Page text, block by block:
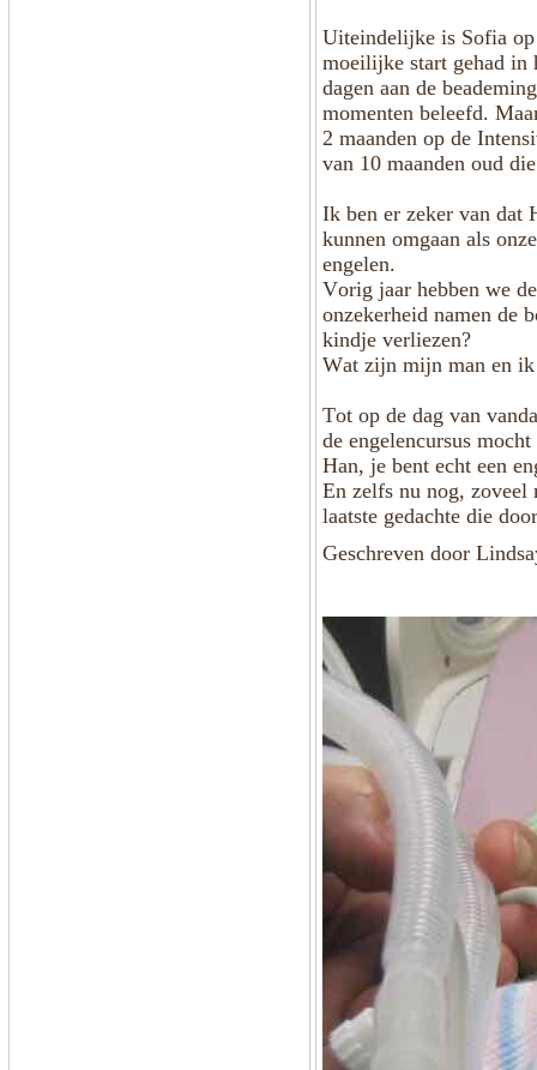
Uiteindelijke is Sofia op
moeilijke start gehad in
dagen aan de
momenten beleefd.
2 maanden op de
van 10 maanden oud
Ik ben er zeker van dat
kunnen omgaan als
engelen.
Vorig jaar hebben we
onzekerheid namen de
kindje verliezen?
Wat zijn mijn man en
Tot op de dag van
de engelencursus
Han, je bent echt een
En zelfs nu nog, zoveel
laatste gedachte die
Geschreven door